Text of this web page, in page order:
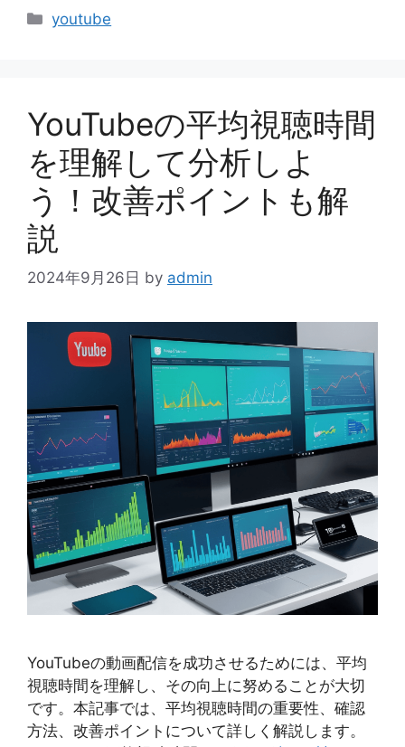
カ
youtube
YouTubeの平均視聴時間
を理解して分析しよ
う！改善ポイントも解
説
2024年9月26日 by admin
YouTubeの動画配信を成功させるためには、平均
視聴時間を理解し、その向上に努めることが大切
です。本記事では、平均視聴時間の重要性、確認
方法、改善ポイントについて詳しく解説します。